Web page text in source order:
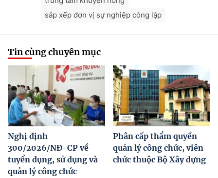
sắp xếp đơn vị sự nghiệp công lập
Tin cùng chuyên mục
Nghị định
300/2026/NĐ-CP về
tuyển dụng, sử dụng và
quản lý công chức
Phân cấp thẩm quyền
quản lý công chức, viên
chức thuộc Bộ Xây dựng